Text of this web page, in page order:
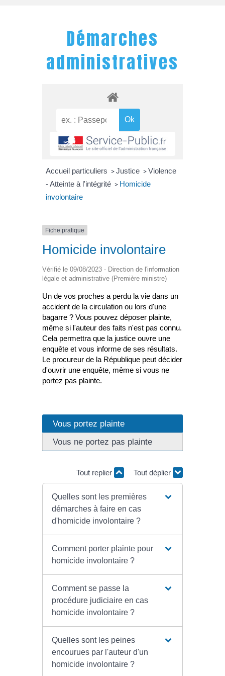
Démarches
administratives
Accueil particuliers > Justice > Violence
- Atteinte à l'intégrité > Homicide
involontaire
Fiche pratique
Homicide involontaire
Vérifié le 09/08/2023 - Direction de l'information
légale et administrative (Première ministre)
Un de vos proches a perdu la vie dans un
accident de la circulation ou lors d'une
bagarre ? Vous pouvez déposer plainte,
même si l'auteur des faits n'est pas connu.
Cela permettra que la justice ouvre une
enquête et vous informe de ses résultats.
Le procureur de la République peut décider
d'ouvrir une enquête, même si vous ne
portez pas plainte.
Vous portez plainte
Vous ne portez pas plainte
Tout replier Tout déplier
Quelles sont les premières
démarches à faire en cas
d'homicide involontaire ?
Comment porter plainte pour
homicide involontaire ?
Comment se passe la
procédure judiciaire en cas
homicide involontaire ?
Quelles sont les peines
encourues par l'auteur d'un
homicide involontaire ?